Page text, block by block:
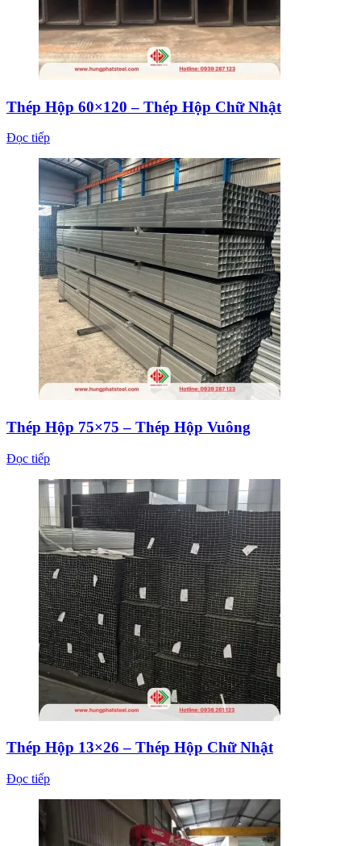
Thép Hộp 60×120 – Thép Hộp Chữ Nhật
Đọc tiếp
Thép Hộp 75×75 – Thép Hộp Vuông
Đọc tiếp
Thép Hộp 13×26 – Thép Hộp Chữ Nhật
Đọc tiếp